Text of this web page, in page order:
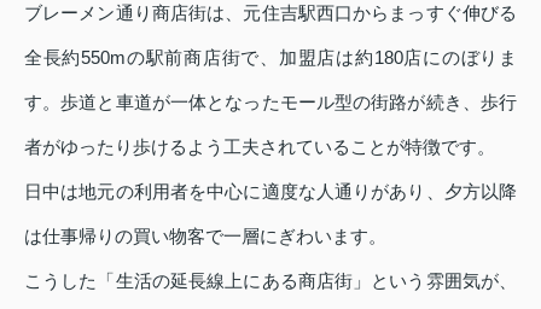
ブレーメン通り商店街は、元住吉駅西口からまっすぐ伸びる
全長約550mの駅前商店街で、加盟店は約180店にのぼりま
す。歩道と車道が一体となったモール型の街路が続き、歩行
者がゆったり歩けるよう工夫されていることが特徴です。
日中は地元の利用者を中心に適度な人通りがあり、夕方以降
は仕事帰りの買い物客で一層にぎわいます。
こうした「生活の延長線上にある商店街」という雰囲気が、